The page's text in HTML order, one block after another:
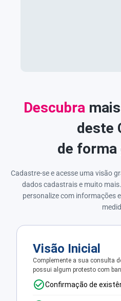
Descubra
deste
de
Cadastre-se e acesse uma visão
dados cadastrais e muito
personalize com informações
Visão Inicial
Complemente a sua consulta
possui algum protesto com
Confirmação de